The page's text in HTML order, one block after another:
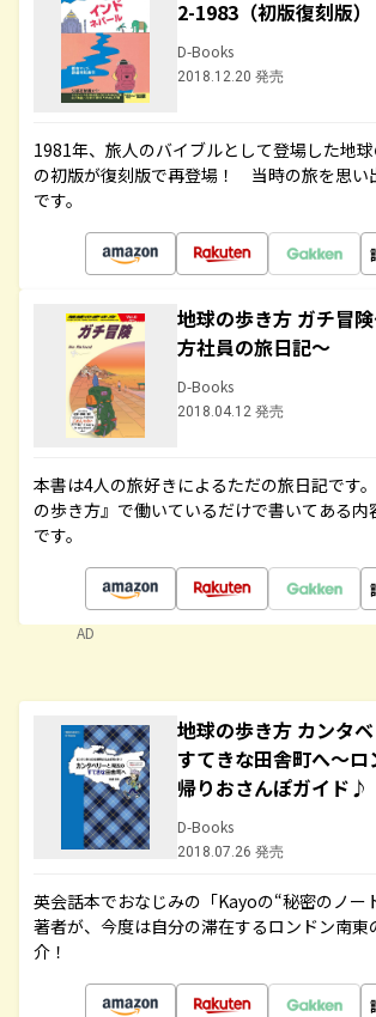
2-1983（初版復刻版）
D-Books
2018.12.20 発売
1981年、旅人のバイブルとして登場した地
の初版が復刻版で再登場！ 当時の旅を思い
です。
地球の歩き方 ガチ冒
方社員の旅日記～
D-Books
2018.04.12 発売
本書は4人の旅好きによるただの旅日記です
の歩き方』で働いているだけで書いてある
です。
AD
地球の歩き方 カンタ
すてきな田舎町へ～ロ
帰りおさんぽガイド♪
D-Books
2018.07.26 発売
英会話本でおなじみの「Kayoの“秘密のノー
著者が、今度は自分の滞在するロンドン南東
介！